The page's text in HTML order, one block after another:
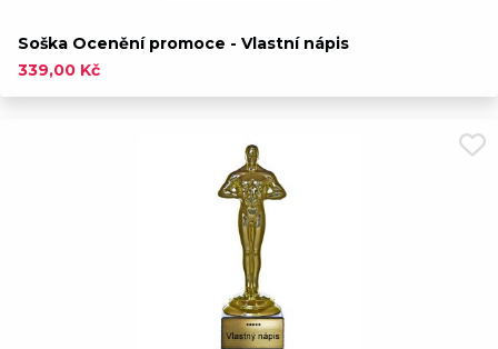
Soška Ocenění promoce - Vlastní nápis
339,00 Kč